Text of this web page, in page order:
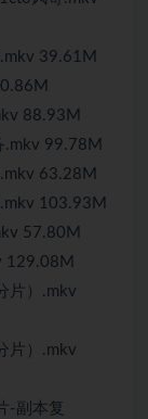
39.61M
88.93M
.mkv 99.78M
63.28M
103.93M
57.80M
129.08M
片）.mkv
片）.mkv
-副本复